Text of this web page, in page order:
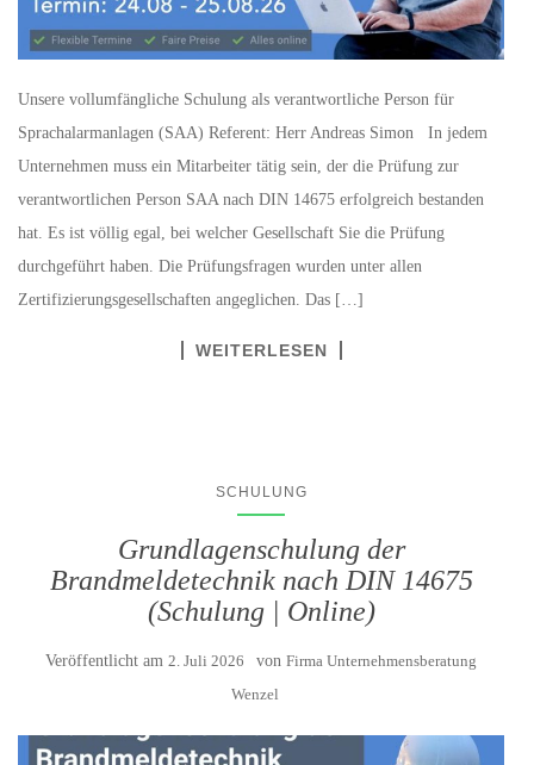
Unsere vollumfängliche Schulung als verantwortliche Person für
Sprachalarmanlagen (SAA) Referent: Herr Andreas Simon In jedem
Unternehmen muss ein Mitarbeiter tätig sein, der die Prüfung zur
verantwortlichen Person SAA nach DIN 14675 erfolgreich bestanden
hat. Es ist völlig egal, bei welcher Gesellschaft Sie die Prüfung
durchgeführt haben. Die Prüfungsfragen wurden unter allen
Zertifizierungsgesellschaften angeglichen. Das […]
WEITERLESEN
SCHULUNG
Grundlagenschulung der
Brandmeldetechnik nach DIN 14675
(Schulung | Online)
Veröffentlicht am 2. Juli 2026 von Firma Unternehmensberatung
Wenzel